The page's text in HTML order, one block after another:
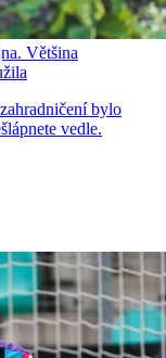
Většina
bylo
vedle.